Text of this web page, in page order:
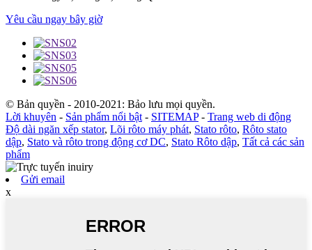
Yêu cầu ngay bây giờ
© Bản quyền - 2010-2021: Bảo lưu mọi quyền.
Lời khuyên - Sản phẩm nổi bật - SITEMAP- Trang web di động
Độ dài ngăn xếp stator, Lõi rôto máy phát, Stato rôto, Rôto stato
dập, Stato và rôto trong động cơ DC, Stato Rôto dập, Tất cả các sản
phẩm
Gửi email
x